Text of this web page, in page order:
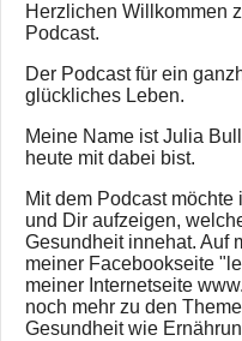
Herzlichen Willkommen
Podcast.
Der Podcast für ein
glückliches Leben.
Meine Name ist Julia
heute mit dabei bist.
Mit dem Podcast
und Dir aufzeigen,
Gesundheit innehat. Auf
meiner Facebookseite
meiner Internetseite
noch mehr zu den
Gesundheit wie